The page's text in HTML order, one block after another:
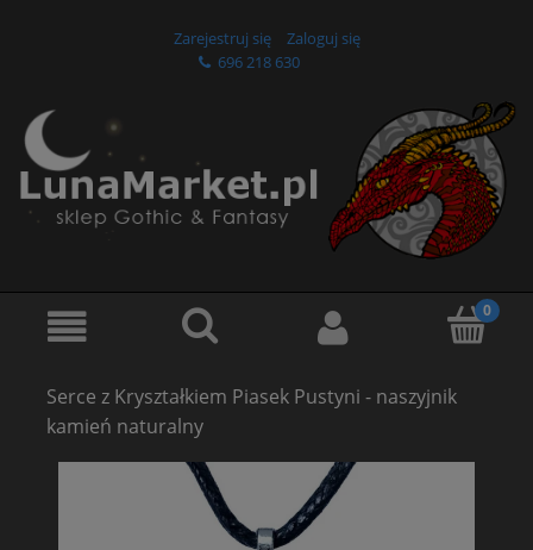
Zarejestruj się
Zaloguj się
696 218 630
Serce z Kryształkiem Piasek Pustyni - naszyjnik
kamień naturalny